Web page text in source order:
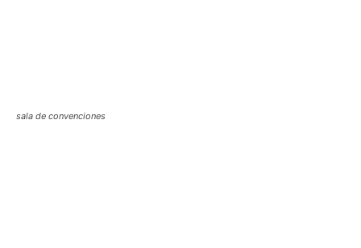
sala de convenciones